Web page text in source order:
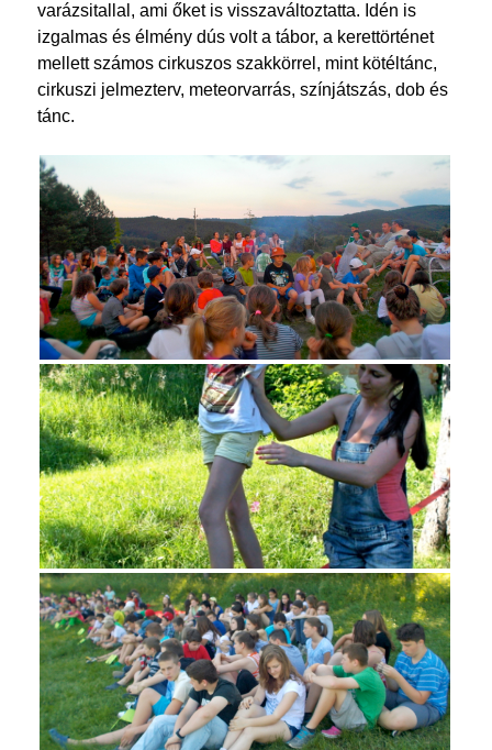
varázsitallal, ami őket is visszaváltoztatta. Idén is
izgalmas és élmény dús volt a tábor, a kerettörténet
mellett számos cirkuszos szakkörrel, mint kötéltánc,
cirkuszi jelmezterv, meteorvarrás, színjátszás, dob és
tánc.